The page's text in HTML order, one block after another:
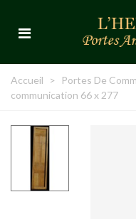
Accueil > Portes De
communication 66 x 277